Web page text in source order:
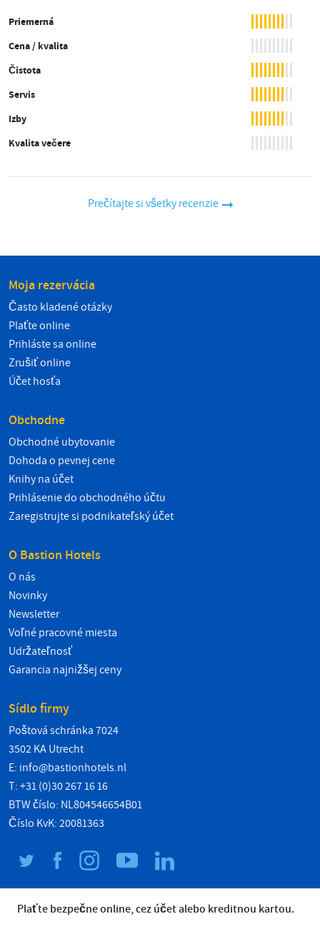
Priemerná
Cena / kvalita
Čistota
Servis
Izby
Kvalita večere
Prečítajte si všetky recenzie
Moja rezervácia
Často kladené otázky
Plaťte online
Prihláste sa online
Zrušiť online
Účet hosťa
Obchodne
Obchodné ubytovanie
Dohoda o pevnej cene
Knihy na účet
Prihlásenie do obchodného účtu
Zaregistrujte si podnikateľský účet
O Bastion Hotels
O nás
Novinky
Newsletter
Voľné pracovné miesta
Udržateľnosť
Garancia najnižšej ceny
Sídlo firmy
Poštová schránka 7024
3502 KA Utrecht
E: info@bastionhotels.nl
T: +31 (0)30 267 16 16
BTW číslo: NL804546654B01
Číslo KvK: 20081363
Plaťte bezpečne online, cez účet alebo kreditnou kartou.